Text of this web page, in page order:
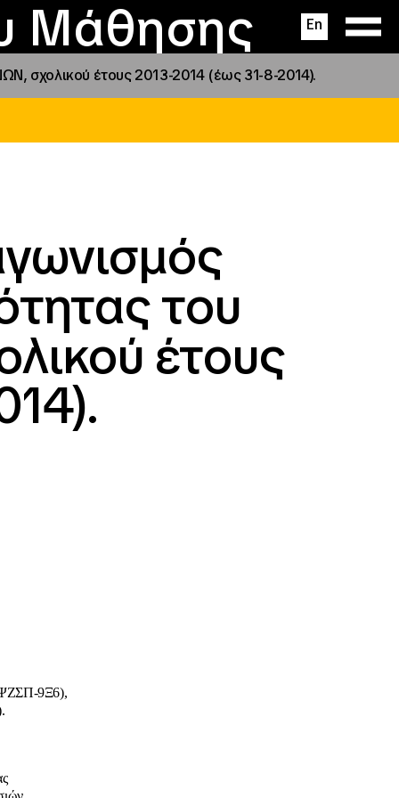
Μάθησης En
σχολικού έτους 2013-2014 (έως 31-8-2014).
του
έτους
9Ξ6),